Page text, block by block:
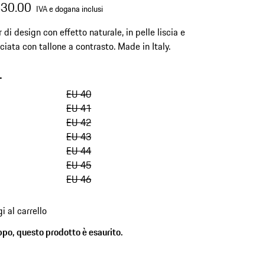
IVA e dogana inclusi
di design con effetto naturale, in pelle liscia e
con tallone a contrasto. Made in Italy.
EU 40
EU 41
EU 42
EU 43
EU 44
EU 45
EU 46
al carrello
questo prodotto è esaurito.